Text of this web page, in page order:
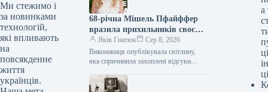
Ми стежимо і
за новинками
технологій,
які впливають
на
повсякденне
життя
українців.
68-річна Мішель Пфайффер
вразила прихильників своєю
юною зовнішністю
Яків Гнатюк
Сер 8, 2026
Виконавиця опублікувала світлину,
яка спричинила захоплені відгуки
Associated Press Володарка нагород
«Золотий глобус» та BAFTA,
а
ці